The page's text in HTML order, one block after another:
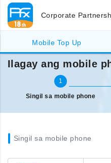
Corporate
Mobile Top Up
Singil sa ibang bansa (mobile)
Ilagay ang mobile
1
Singil sa mobile phone
Singil sa mobile phone